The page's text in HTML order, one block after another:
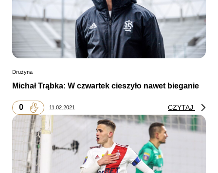
Drużyna
Michał Trąbka: W czwartek cieszyło nawet bieganie
0 11.02.2021 CZYTAJ